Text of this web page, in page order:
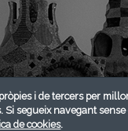
i de tercers per
Si segueix navegant
de cookies.